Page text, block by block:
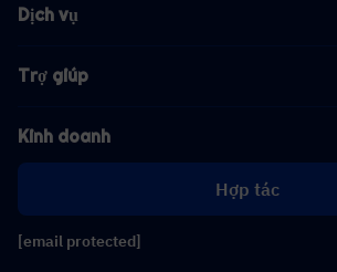
Dịch vụ
Trợ giúp
Kinh doanh
Hợp tác
[email protected]